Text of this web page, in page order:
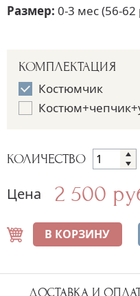
Размер: 0-3 мес (56-62
КОМПЛЕКТАЦИЯ
Костюмчик
КОЛИЧЕСТВО
Цена 2 500
В КОРЗИНУ
ДОСТАВКА И